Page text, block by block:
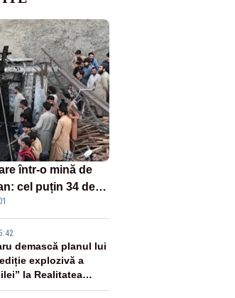
într-o mină de
cel puțin 34 de
demască planul lui
explozivă a
la Realitatea